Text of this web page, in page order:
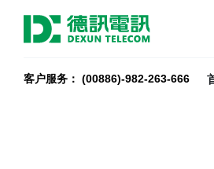
客户服务： (00886)-982-263-666